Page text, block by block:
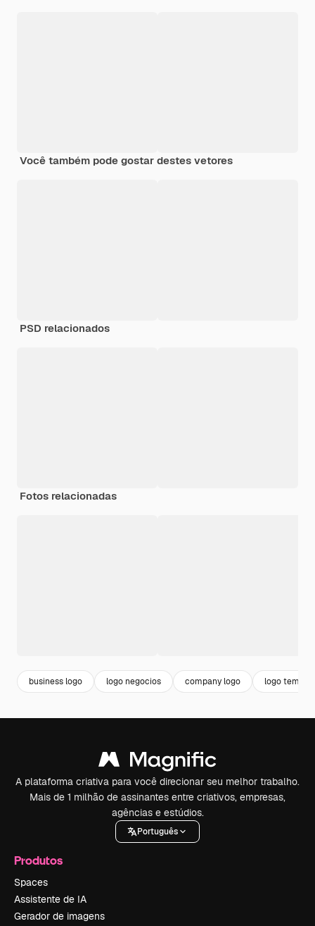
Você também pode gostar destes vetores
PSD relacionados
Fotos relacionadas
business logo logo negocios company logo logo
A plataforma criativa para você direcionar seu melhor trabalho.
Mais de 1 milhão de assinantes entre criativos, empresas,
agências e estúdios.
Português
Produtos
Spaces
Assistente de IA
Gerador de imagens